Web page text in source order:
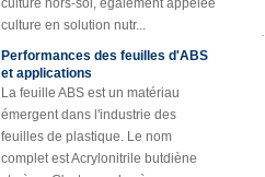
plastique renforcé
par fibre de verre de
fibre de verre pour
des remorques
Caillebotis en
plastique renforcé
de FRP de fibre de
verre concave
jaune d'épaisseur
qualité stable et une épaisseur
uniforme. Surface rentable, propre
et brillante.
culture en solution nutr...
et applications
La feuille ABS est un matériau
émergent dans l'industrie des
feuilles de plastique. Le nom
complet est Acrylonitrile butdiène
styrène. C'est un polymère avec un